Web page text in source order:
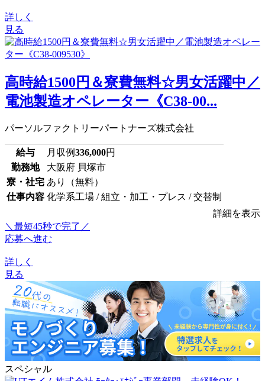
詳しく
見る
高時給1500円＆寮費無料☆男女活躍中／
電池製造オペレーター《C38-00...
パーソルファクトリーパートナーズ株式会社
給与 月収例336,000円
勤務地
大阪府 貝塚市
寮・社宅 あり（無料）
仕事内容 化学系工場 / 組立・加工・プレス / 交替制
詳細を表示
＼最短45秒で完了／
応募へ進む
詳しく
見る
スペシャル